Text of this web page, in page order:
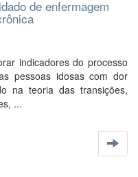
de enfermagem
indicadores do processo
pessoas idosas com dor
na teoria das transições,
...